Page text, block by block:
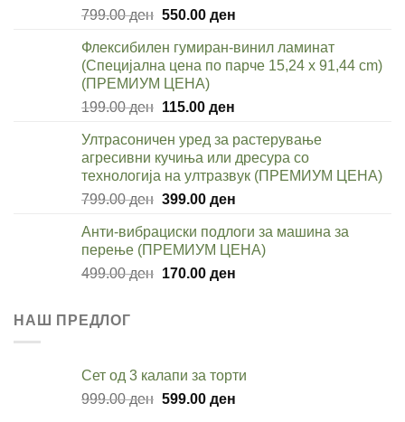
799.00ден Original
was:
799.00 ден.
550.00 денCurrent
is:
550.00 ден.
Флексибилен гумиран-винил ламинат
(Специјална цена по парче 15,24 x 91,44 cm)
(ПРЕМИУМ ЦЕНА)
199.00ден Original
was:
199.00 ден.
115.00 денCurrent
is:
115.00 ден.
Ултрасоничен уред за растерување
агресивни кучиња или дресура со
технологија на ултразвук (ПРЕМИУМ ЦЕНА)
799.00ден Original
was:
799.00 ден.
399.00 денCurrent
is:
399.00 ден.
Анти-вибрациски подлоги за машина за
перење (ПРЕМИУМ ЦЕНА)
499.00ден Original
170.00 денCurrent
НАШ ПРЕДЛОГ
Сет од 3 калапи за торти
999.00ден Original
599.00 денCurrent